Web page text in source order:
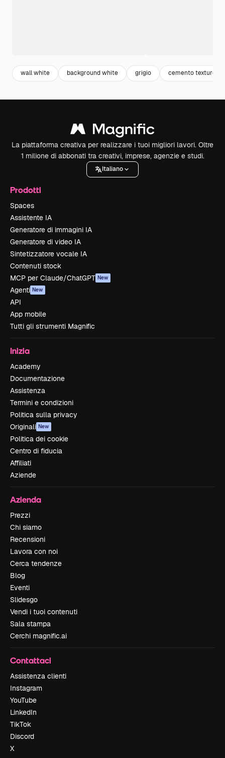
wall white background white grigio cemento texture
La piattaforma creativa per realizzare i tuoi migliori lavori. Oltre
1 milione di abbonati tra creativi, imprese, agenzie e studi.
Italiano
Prodotti
Spaces
Assistente IA
Generatore di immagini IA
Generatore di video IA
Sintetizzatore vocale IA
Contenuti stock
MCP per Claude/ChatGPT New
Agenti New
API
App mobile
Tutti gli strumenti Magnific
Inizia
Academy
Documentazione
Assistenza
Termini e condizioni
Politica sulla privacy
Originali New
Politica dei cookie
Centro di fiducia
Affiliati
Aziende
Azienda
Prezzi
Chi siamo
Recensioni
Lavora con noi
Cerca tendenze
Blog
Eventi
Slidesgo
Vendi i tuoi contenuti
Sala stampa
Cerchi magnific.ai
Contattaci
Assistenza clienti
Instagram
YouTube
LinkedIn
TikTok
Discord
X